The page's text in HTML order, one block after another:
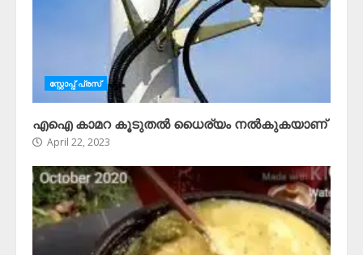
സ്റ്റോപ്പ്‌ പ്രസ്‌
എഐ കാമറ കൂടുതൽ ധൈര്യം നൽകുകയാണ്
April 22, 2023